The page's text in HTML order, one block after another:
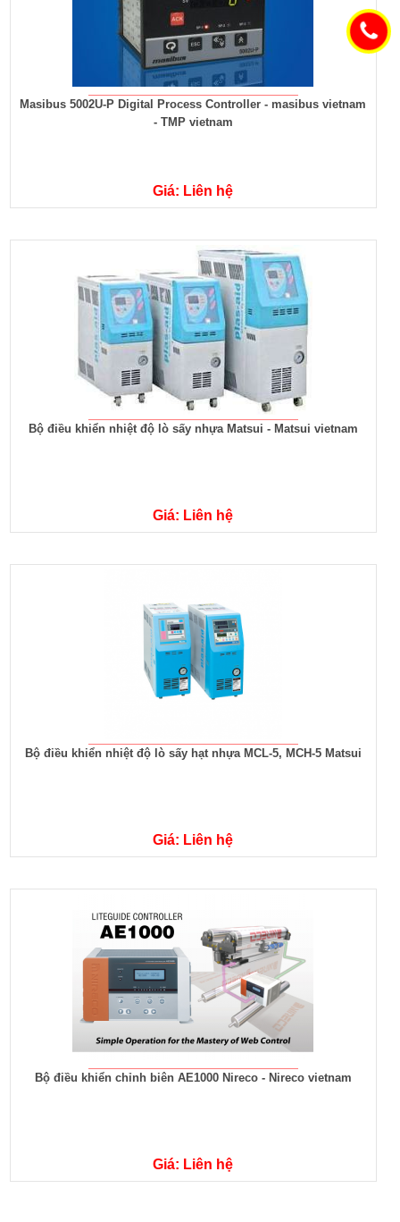
Masibus 5002U-P Digital Process Controller - masibus vietnam
- TMP vietnam
Giá: Liên hệ
Bộ điều khiển nhiệt độ lò sấy nhựa Matsui - Matsui vietnam
Giá: Liên hệ
Bộ điều khiển nhiệt độ lò sấy hạt nhựa MCL-5, MCH-5 Matsui
Giá: Liên hệ
Bộ điều khiển chỉnh biên AE1000 Nireco - Nireco vietnam
Giá: Liên hệ